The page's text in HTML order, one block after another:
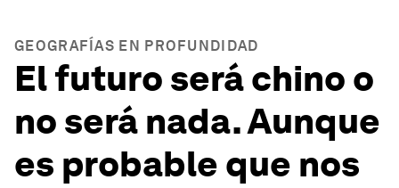
GEOGRAFÍAS EN PROFUNDIDAD
El futuro será chino o
no será nada. Aunque
es probable que nos